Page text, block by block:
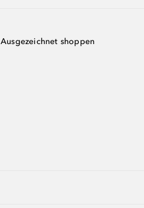
Ausgezeichnet shoppen